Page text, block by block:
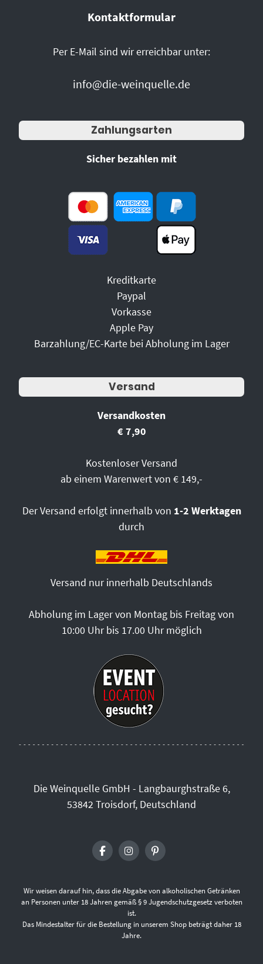
Kontaktformular
Per E-Mail sind wir erreichbar unter:
info@die-weinquelle.de
Zahlungsarten
Sicher bezahlen mit
Kreditkarte
Paypal
Vorkasse
Apple Pay
Barzahlung/EC-Karte bei Abholung im Lager
Versand
Versandkosten
€ 7,90
Kostenloser Versand
ab einem Warenwert von € 149,-
Der Versand erfolgt innerhalb von 1-2 Werktagen
durch
Versand nur innerhalb Deutschlands
Abholung im Lager von Montag bis Freitag von
10:00 Uhr bis 17.00 Uhr möglich
Die Weinquelle GmbH - Langbaurghstraße 6,
53842 Troisdorf, Deutschland
Wir weisen darauf hin, dass die Abgabe von alkoholischen Getränken
an Personen unter 18 Jahren gemäß § 9 Jugendschutzgesetz verboten
ist.
Das Mindestalter für die Bestellung in unserem Shop beträgt daher 18
Jahre.